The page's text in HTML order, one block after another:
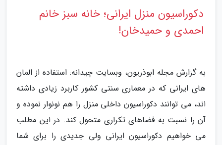
دکوراسیون منزل ایرانی؛ خانه سبز خانم
احمدی و حمیدخان!
به گزارش مجله ابوذریون، وبسایت چیدانه: استفاده از المان
های ایرانی که در معماری سنتی کشور کاربرد زیادی داشته
اند، می توانند دکوراسیون داخلی منزل را هم نونوار نموده و
آن را نسبت به فضاهای تکراری متحول کند. در این مطلب
می خواهیم دکوراسیون ایرانی ولی جدیدی را برای شما